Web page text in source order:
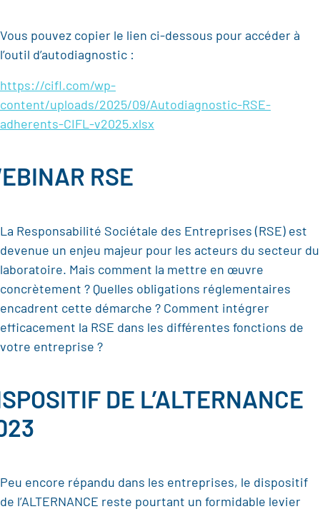
Vous pouvez copier le lien ci-dessous pour accéder à
l’outil d’autodiagnostic :
https://cifl.com/wp-
content/uploads/2025/09/Autodiagnostic-RSE-
adherents-CIFL-v2025.xlsx
RSE
La Responsabilité Sociétale des Entreprises (RSE) est
devenue un enjeu majeur pour les acteurs du secteur du
laboratoire. Mais comment la mettre en œuvre
concrètement ? Quelles obligations réglementaires
encadrent cette démarche ? Comment intégrer
efficacement la RSE dans les différentes fonctions de
votre entreprise ?
DE L’ALTERNANCE
Peu encore répandu dans les entreprises, le dispositif
de l’ALTERNANCE reste pourtant un formidable levier